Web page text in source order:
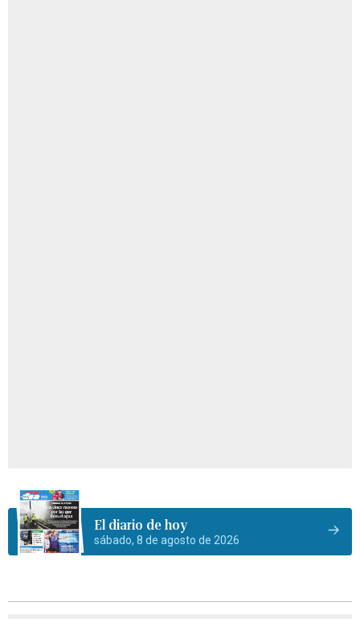
El diario de hoy
sábado, 8 de agosto de 2026